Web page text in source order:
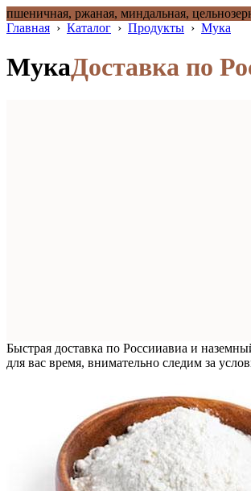
пшеничная, ржаная, миндальная,
Главная › Каталог › Продукты › Мука
МукаДоставка по
Быстрая доставка по Россииавиа и
для вас время, внимательно следим за